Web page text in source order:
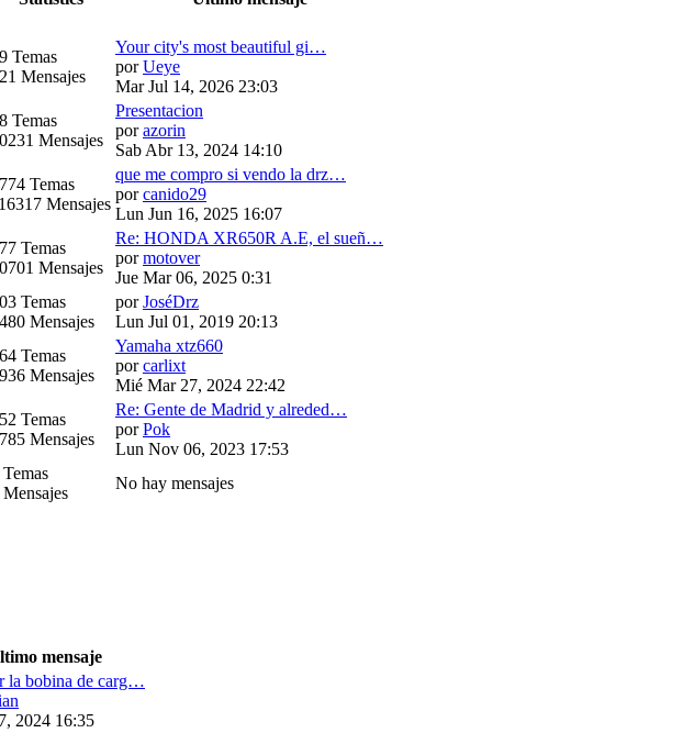
Temas
Mensajes
Your city's most beautiful gi…
porUeye
Mar Jul 14, 2026 23:03
Temas
Mensajes
Presentacion
porazorin
Sab Abr 13, 2024 14:10
Temas
Mensajes
que me compro si vendo la drz…
porcanido29
Lun Jun 16, 2025 16:07
Temas
Mensajes
Re: HONDA XR650R A.E, el sueñ…
pormotover
Jue Mar 06, 2025 0:31
Temas
Mensajes
porJoséDrz
Lun Jul 01, 2019 20:13
Temas
Mensajes
Yamaha xtz660
porcarlixt
Mié Mar 27, 2024 22:42
Temas
Mensajes
Re: Gente de Madrid y alreded…
porPok
Lun Nov 06, 2023 17:53
No hay mensajes
mensaje
la bobina de carg…
2024 16:35